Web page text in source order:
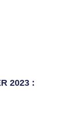
2023 :